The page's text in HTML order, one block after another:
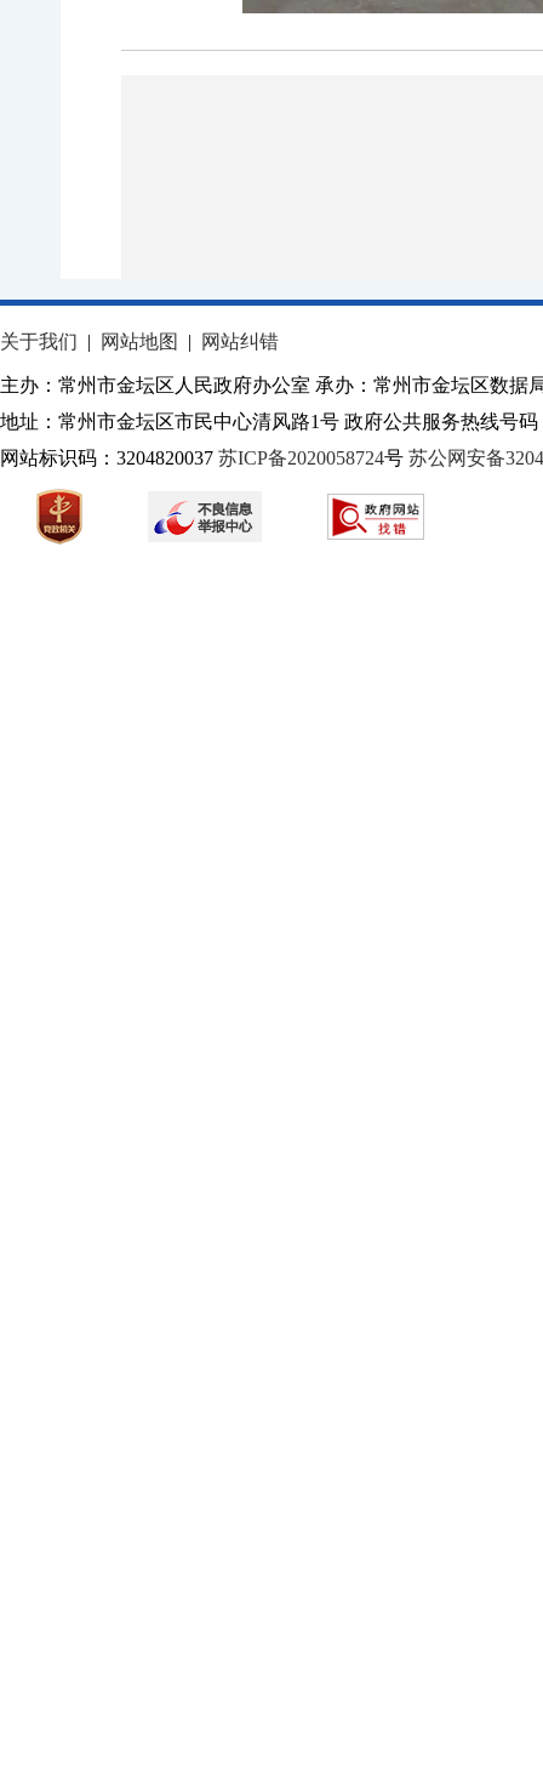
关于我们 | 网站地图 | 网站纠错
主办：常州市金坛区人民政府办公室 承办：常州市金坛区数据
地址：常州市金坛区市民中心清风路1号 政府公共服务热线号码
网站标识码：3204820037 苏ICP备2020058724号 苏公网安备